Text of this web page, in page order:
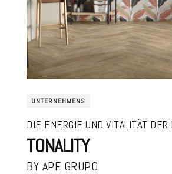
UNTERNEHMENS
DIE ENERGIE UND VITALITÄT DER
TONALITY
BY APE GRUPO